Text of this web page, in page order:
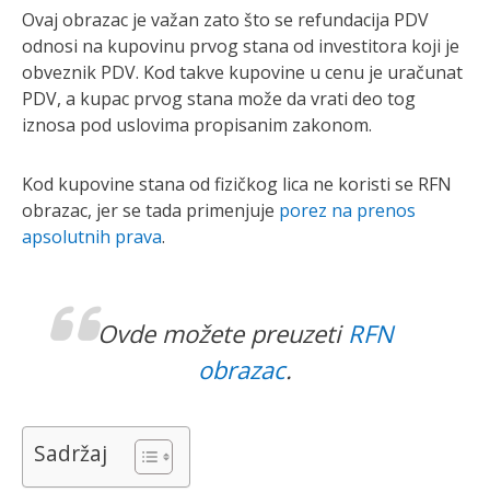
Ovaj obrazac je važan zato što se refundacija PDV
odnosi na kupovinu prvog stana od investitora koji je
obveznik PDV. Kod takve kupovine u cenu je uračunat
PDV, a kupac prvog stana može da vrati deo tog
iznosa pod uslovima propisanim zakonom.
Kod kupovine stana od fizičkog lica ne koristi se RFN
obrazac, jer se tada primenjuje porez na prenos
apsolutnih prava.
Ovde možete preuzeti RFN
obrazac.
Sadržaj